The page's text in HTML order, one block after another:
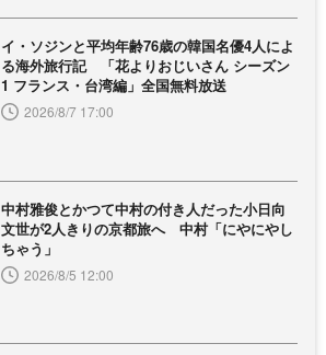
イ・ソジンと平均年齢76歳の韓国名優4人によ
る海外旅行記 「花よりおじいさん シーズン
1 フランス・台湾編」全国無料放送
2026/8/7 17:00
中村雅俊とかつて中村の付き人だった小日向
文世が2人きりの京都旅へ 中村「にやにやし
ちゃう」
2026/8/5 12:00